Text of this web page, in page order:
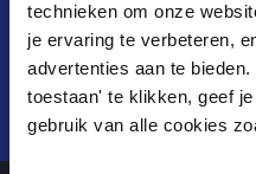
technieken om onze
je ervaring te verbeteren,
advertenties aan te
toestaan' te klikken, geef
gebruik van alle cookies
Blijf op de hoogte van
ontwikkelingen